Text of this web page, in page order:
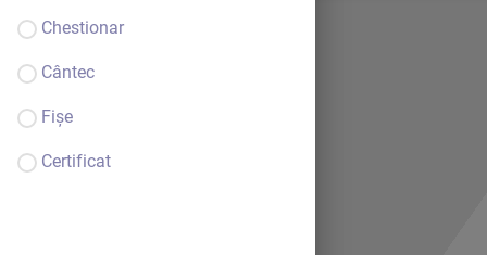
Chestionar
Cântec
Fișe
Certificat